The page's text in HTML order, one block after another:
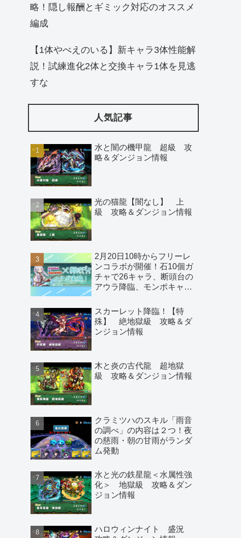
略！隠し報酬とギミック対応のオススメ
編成
【1体やべえのいる】新キャラ3体性能解
説！試練進化2体と交換キャラ1体を見逃
すな
人気記事
水と闇の機甲龍 超級 攻
略＆ダンジョン情報
光の猫龍【闇なし】 上
級 攻略＆ダンジョン情報
2月20日10時からフリーレ
ンコラボが開催！石10個ガ
チャで26キャラ、断頭台の
アウラ降臨、モンポキャラ
スカーレット降臨！【特
殊】 絶地獄級 攻略＆ダ
ンジョン情報
木と炎の古代龍 超地獄
級 攻略＆ダンジョン情報
クラミツハのスキル「雨音
の調べ」の内容は２つ！夜
の慈雨・朝の甘雨がランダ
ム発動
水と光の鉄星龍＜水属性強
化＞ 地獄級 攻略＆ダン
ジョン情報
ハロウィンナイト 盛況